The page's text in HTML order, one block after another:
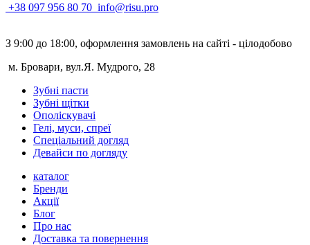
+38 097 956 80 70 info@risu.pro
З 9:00 до 18:00, оформлення замовлень на сайті - цілодобово
м. Бровари, вул.Я. Мудрого, 28
Зубні пасти
Зубні щітки
Ополіскувачі
Гелі, муси, спреї
Спеціальний догляд
Девайси по догляду
каталог
Бренди
Акції
Блог
Про нас
Доставка та повернення